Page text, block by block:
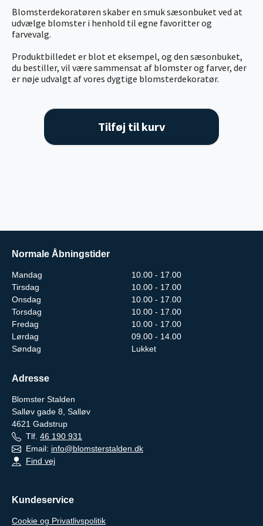
Blomsterdekoratøren skaber en smuk sæsonbuket ved at
udvælge blomster i henhold til egne favoritter og
farvevalg.
Produktbilledet er blot et eksempel, og den sæsonbuket,
du bestiller, vil være sammensat af blomster og farver, der
er nøje udvalgt af vores dygtige blomsterdekoratør.
Tilføj til kurv
Normale Åbningstider
Mandag
10.00 - 17.00
Tirsdag
10.00 - 17.00
Onsdag
10.00 - 17.00
Torsdag
10.00 - 17.00
Fredag
10.00 - 17.00
Lørdag
09.00 - 14.00
Søndag
Lukket
Adresse
Blomster Stalden
Salløv gade 8, Salløv
4621 Gadstrup
Tlf. 46 190 931
Email: info@blomsterstalden.dk
Find vej
Kundeservice
Cookie og Privatlivspolitik